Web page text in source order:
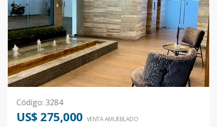
Código: 3284
US$ 275,000 VENTA AMUEBLADO